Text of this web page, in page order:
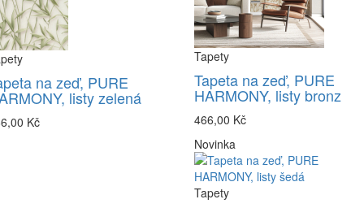
na zeď, PURE
listy zelená
Kč
Tapety
Tapeta na zeď, PURE
HARMONY, listy bronz
466,00 Kč
Novinka
Tapety